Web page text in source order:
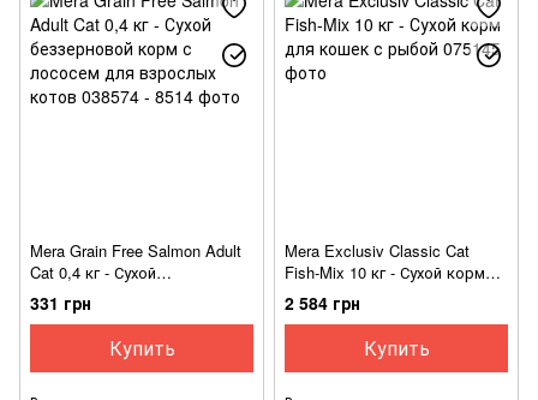
Mera Grain Free Salmon Adult
Cat 0,4 кг - Сухой
беззерновой корм с лососем
для взрослых котов
331 грн
Купить
Mera Exclusiv Classic Cat
Fish-Mix 10 кг - Сухой корм
для кошек с рыбой
2 584 грн
Купить